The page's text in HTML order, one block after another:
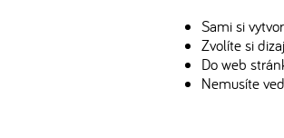
Sami si
Zvolíte si
Do web
Nemusíte